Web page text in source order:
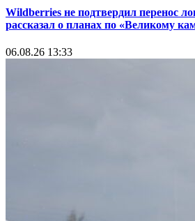
Wildberries не подтвердил перенос
рассказал о планах по «Великому
06.08.26 13:33